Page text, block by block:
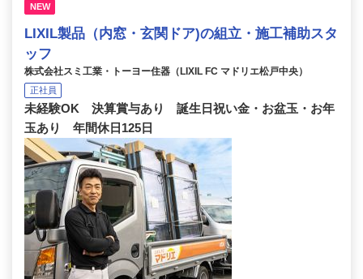
NEW
LIXIL製品（内窓・玄関ドア)の組立・施工補助スタ
ッフ
株式会社スミ工業・トーヨー住器（LIXIL FC マドリエ松戸中央）
正社員
未経験OK 決算賞与あり 誕生日祝い金・お盆玉・お年
玉あり 年間休日125日